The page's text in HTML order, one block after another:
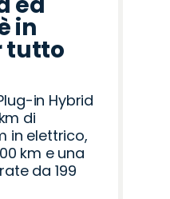
in
tutto
in Hybrid
di
in elettrico,
km e una
da 199